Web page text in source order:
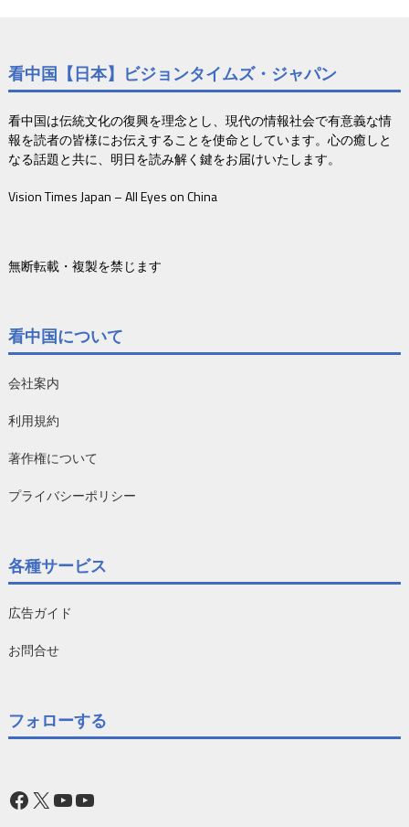
看中国【日本】ビジョンタイムズ・ジャパン
看中国は伝統文化の復興を理念とし、現代の情報社会で有意義な情
報を読者の皆様にお伝えすることを使命としています。心の癒しと
なる話題と共に、明日を読み解く鍵をお届けいたします。
Vision Times Japan – All Eyes on China
無断転載・複製を禁じます
看中国について
会社案内
利用規約
著作権について
プライバシーポリシー
各種サービス
広告ガイド
お問合せ
フォローする
Facebook
X YouTube
YouTube